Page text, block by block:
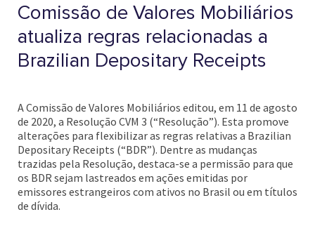
Comissão de Valores Mobiliários
atualiza regras relacionadas a
Brazilian Depositary Receipts
A Comissão de Valores Mobiliários editou, em 11 de agosto
de 2020, a Resolução CVM 3 (“Resolução”). Esta promove
alterações para flexibilizar as regras relativas a Brazilian
Depositary Receipts (“BDR”). Dentre as mudanças
trazidas pela Resolução, destaca-se a permissão para que
os BDR sejam lastreados em ações emitidas por
emissores estrangeiros com ativos no Brasil ou em títulos
de dívida.